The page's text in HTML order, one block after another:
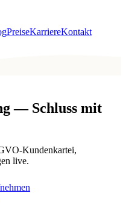
PreiseKarriereKontakt
— Schluss mit
Kundenkartei,
live.